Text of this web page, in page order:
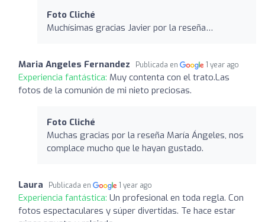
Foto Cliché
Muchísimas gracias Javier por la reseña…
Maria Angeles Fernandez Publicada en 1 year ago
Experiencia fantástica: Muy contenta con el trato.Las
fotos de la comunión de mi nieto preciosas.
Foto Cliché
Muchas gracias por la reseña María Ángeles, nos
complace mucho que le hayan gustado.
Laura Publicada en 1 year ago
Experiencia fantástica: Un profesional en toda regla. Con
fotos espectaculares y súper divertidas. Te hace estar